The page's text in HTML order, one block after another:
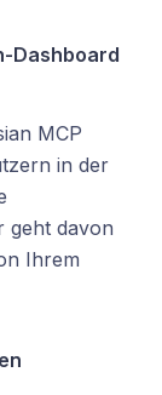
Dashboard
MCP
in der
geht davon
Ihrem